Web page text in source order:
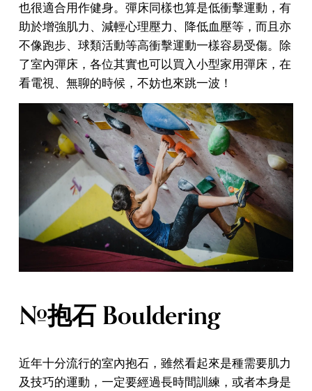
也很適合用作健身。彈床同樣也算是低衝擊運動，有
助於增強肌力、減輕心理壓力、降低血壓等，而且亦
不像跑步、球類活動等高衝擊運動一樣容易受傷。除
了室內彈床，各位其實也可以買入小型家用彈床，在
看電視、無聊的時候，不妨也來跳一波！
#抱石 Bouldering
近年十分流行的室內抱石，雖然看起來是種需要肌力
及技巧的運動，一定要經過長時間訓練，或者本身是